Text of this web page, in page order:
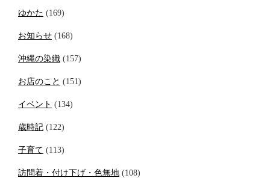
ゆかた (169)
お知らせ (168)
沖縄の染織 (157)
お店のこと (151)
イベント (134)
歳時記 (122)
子育て (113)
訪問着・付け下げ・色無地 (108)